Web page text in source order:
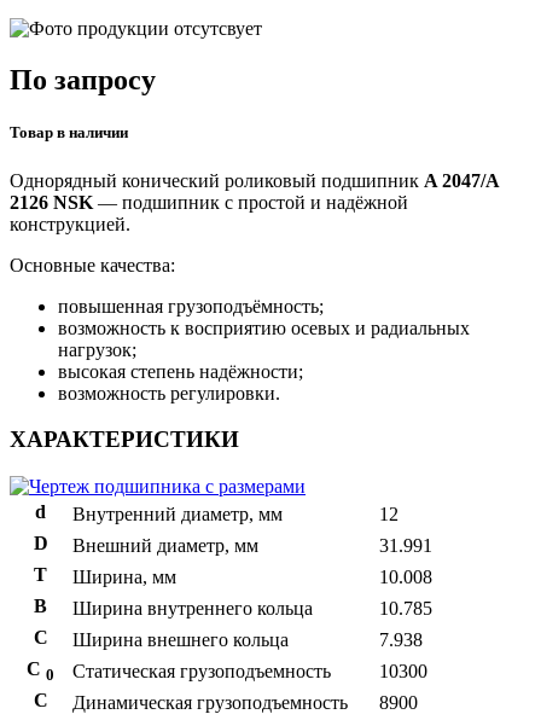
По запросу
Товар в наличии
Однорядный конический роликовый подшипник A 2047/A
2126 NSK — подшипник с простой и надёжной
конструкцией.
Основные качества:
повышенная грузоподъёмность;
возможность к восприятию осевых и радиальных
нагрузок;
высокая степень надёжности;
возможность регулировки.
ХАРАКТЕРИСТИКИ
d Внутренний диаметр, мм
12
D
Внешний диаметр, мм
31.991
T
Ширина, мм
10.008
B
Ширина внутреннего кольца
10.785
С
Ширина внешнего кольца
7.938
С 0 Статическая грузоподъемность
10300
C
Динамическая грузоподъемность
8900